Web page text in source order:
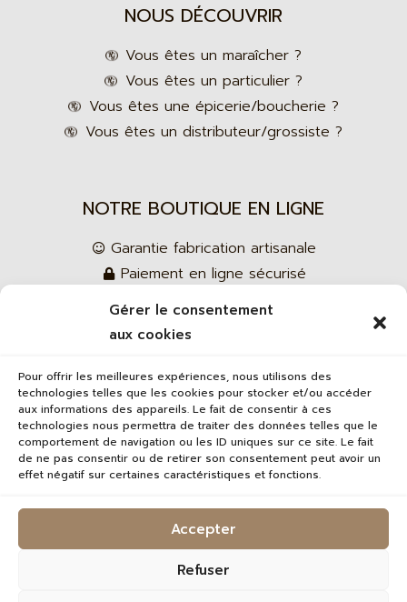
Gérer le consentement
aux cookies
Pour offrir les meilleures expériences, nous utilisons des
technologies telles que les cookies pour stocker et/ou accéder
aux informations des appareils. Le fait de consentir à ces
technologies nous permettra de traiter des données telles que le
comportement de navigation ou les ID uniques sur ce site. Le fait
de ne pas consentir ou de retirer son consentement peut avoir un
effet négatif sur certaines caractéristiques et fonctions.
Accepter
Refuser
NOUS DÉCOUVRIR
Vous êtes un maraîcher ?
Vous êtes un particulier ?
Vous êtes une épicerie/boucherie ?
Vous êtes un distributeur/grossiste ?
NOTRE BOUTIQUE EN LIGNE
Garantie fabrication artisanale
Paiement en ligne sécurisé
Boutique en ligne
Conditions générales de ventes
LIENS
Plan de site
Mentions légales
RÉALISATION